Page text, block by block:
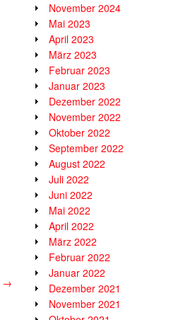
→
November 2024
Mai 2023
April 2023
März 2023
Februar 2023
Januar 2023
Dezember 2022
November 2022
Oktober 2022
September 2022
August 2022
Juli 2022
Juni 2022
Mai 2022
April 2022
März 2022
Februar 2022
Januar 2022
Dezember 2021
November 2021